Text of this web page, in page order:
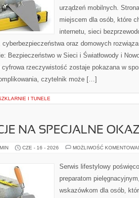
urządzeń mobilnych.
miejscem dla osób, które
internetu, sieci
cyberbezpieczeństwa oraz domowych
Bezpieczeństwo w Sieci i Światłowody i
rzeczywistość zostaje pokazana w
czytelnik może […]
I TUNELE
NA SPECJALNE
CZE - 16 - 2026 MOŻLIWOŚĆ
Serwis lifestylowy
preparatom
wskazówkom dla osób,